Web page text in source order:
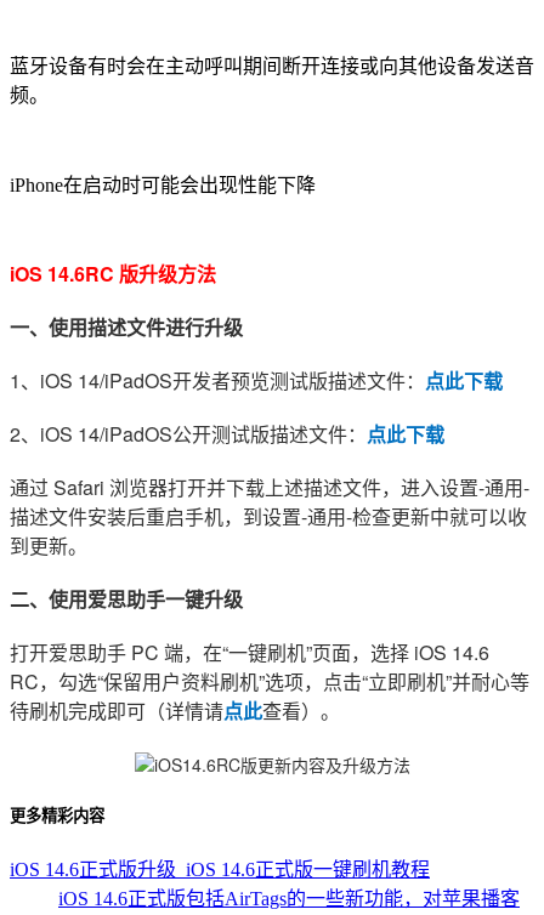
蓝牙设备有时会在主动呼叫期间断开连接或向其他设备发送音
频。
iPhone在启动时可能会出现性能下降
iOS 14.6RC 版升级方法
一、使用描述文件进行升级
1、iOS 14/iPadOS开发者预览测试版描述文件： 点此下载
2、iOS 14/iPadOS公开测试版描述文件： 点此下载
通过 Safari 浏览器打开并下载上述描述文件，进入设置-通用-
描述文件安装后重启手机，到设置-通用-检查更新中就可以收
到更新。
二、使用爱思助手一键升级
打开爱思助手 PC 端，在“一键刷机”页面，选择 iOS 14.6
RC，勾选“保留用户资料刷机”选项，点击“立即刷机”并耐心等
待刷机完成即可（详情请点此查看）。
更多精彩内容
iOS 14.6正式版升级_iOS 14.6正式版一键刷机教程
iOS 14.6正式版包括AirTags的一些新功能，对苹果播客